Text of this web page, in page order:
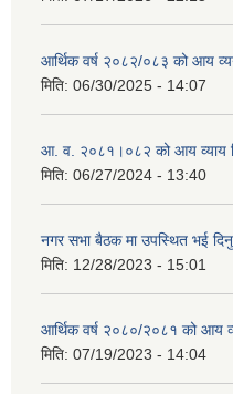
आर्थिक वर्ष २०८२/०८३ को आय
मिति: 06/30/2025 - 14:07
आ. व. २०८१।०८२ को आय व्याय
मिति: 06/27/2024 - 13:40
नगर सभा बैठक मा उपस्थित भई
मिति: 12/28/2023 - 15:01
आर्थिक वर्ष २०८०/२०८१ को आय
मिति: 07/19/2023 - 14:04